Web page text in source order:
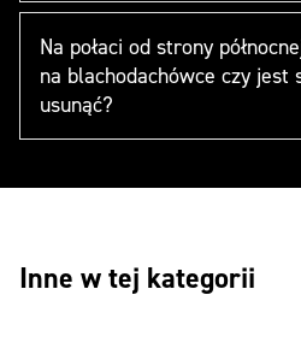
Na połaci od strony
na blachodachówce czy jest
usunąć?
Inne w tej kategorii